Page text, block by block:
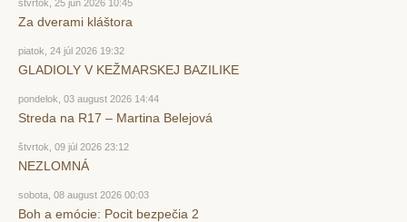
štvrtok, 25 jún 2026 10:45
Za dverami kláštora
piatok, 24 júl 2026 19:32
GLADIOLY V KEŽMARSKEJ BAZILIKE
pondelok, 03 august 2026 14:44
Streda na R17 – Martina Belejová
štvrtok, 09 júl 2026 23:12
NEZLOMNÁ
sobota, 08 august 2026 00:03
Boh a emócie: Pocit bezpečia 2